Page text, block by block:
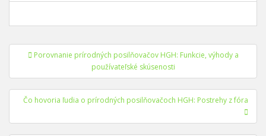
Navigácia
príspevkoch
Porovnanie prírodných posilňovačov HGH: Funkcie, výhody a
používateľské skúsenosti
Čo hovoria ľudia o prírodných posilňovačoch HGH: Postrehy z fóra